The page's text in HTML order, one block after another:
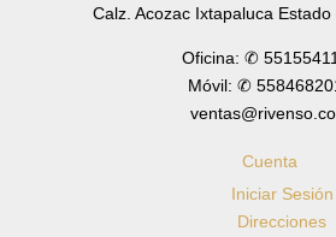
Calz. Acozac Ixtapaluca
Oficina: ✆
Móvil: ✆
Cuenta
Iniciar Sesión
Direcciones